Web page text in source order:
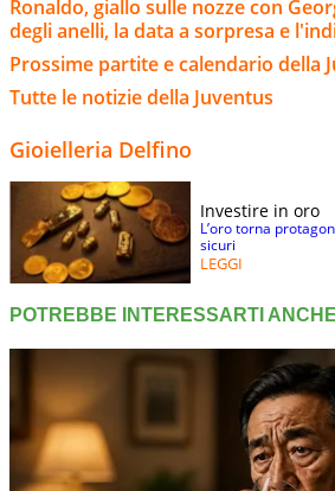
Ronaldo, giallo sulle nozze con
degli anelli, la data a sorpresa e
Prossime partite e calendario della
Tutte le notizie della Juventus
Gioielleria Delfino
Investire in oro
L’oro torna
sicuri
LEGGI